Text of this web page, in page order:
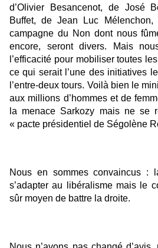
d’Olivier Besancenot, de José
Buffet, de Jean Luc
campagne du Non dont nous
encore, seront divers. Mais
l’efficacité pour mobiliser toutes
ce qui serait l’une des initiatives
l’entre-deux tours. Voilà bien le
aux millions d’hommes et de
la menace Sarkozy mais ne se
« pacte présidentiel de Ségolène
Nous en sommes convaincus :
s’adapter au libéralisme mais le
sûr moyen de battre la droite.